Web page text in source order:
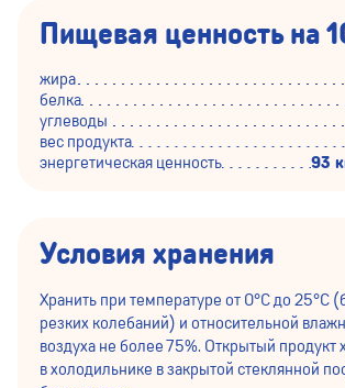
Пищевая ценность на
жира
белка
углеводы
вес продукта
энергетическая ценность
93
Условия хранения
Хранить при температуре от 0°С до 25°С
резких колебаний) и относительной
воздуха не более 75%. Открытый продукт
в холодильнике в закрытой стеклянной